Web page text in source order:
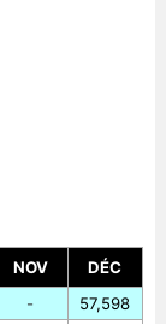
NOV
DÉC
-
57,598